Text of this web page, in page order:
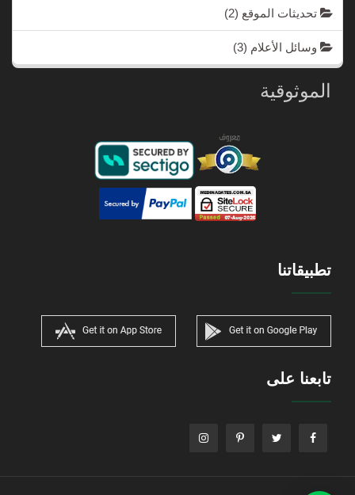
تحديثات الموقع (2)
وسائل الأعلام (3)
الموثوقية
تطبيقاتنا
تابعنا على